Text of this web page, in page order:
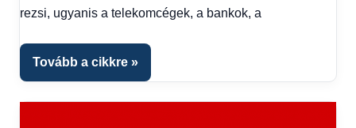
rezsi, ugyanis a telekomcégek, a bankok, a
Tovább a cikkre